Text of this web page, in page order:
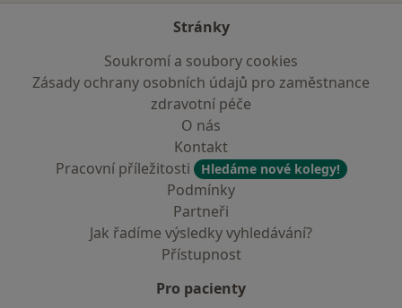
Stránky
Soukromí a soubory cookies
Zásady ochrany osobních údajů pro zaměstnance
zdravotní péče
O nás
Kontakt
Pracovní příležitosti
Hledáme nové kolegy!
Podmínky
Partneři
Jak řadíme výsledky vyhledávání?
Přístupnost
Pro pacienty